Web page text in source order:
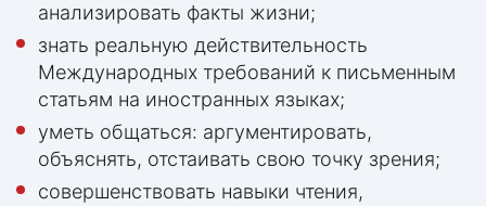
анализировать факты жизни;
знать реальную действительность
Международных требований к письменным
статьям на иностранных языках;
уметь общаться: аргументировать,
объяснять, отстаивать свою точку зрения;
совершенствовать навыки чтения,